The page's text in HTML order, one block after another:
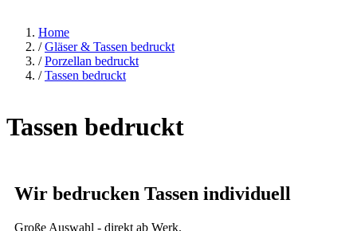
Home
/ Gläser & Tassen bedruckt
/ Porzellan bedruckt
/ Tassen bedruckt
Tassen bedruckt
Wir bedrucken Tassen individuell
Große Auswahl - direkt ab Werk.